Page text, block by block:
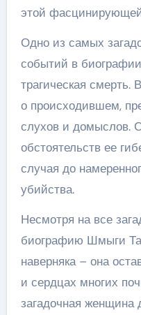
этой
Одно из самых
событий в
трагическая
о происходившем,
слухов и домыслов.
обстоятельств ее
случая до
убийства.
Несмотря на все
биографию Шмыги
наверняка – она
и сердцах многих
загадочная женщина